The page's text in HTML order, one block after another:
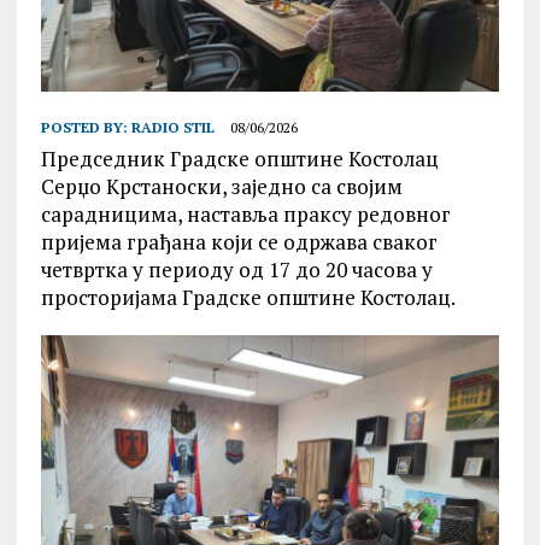
POSTED BY: RADIO STIL 08/06/2026
Председник Градске општине Костолац
Серџо Крстаноски, заједно са својим
сарадницима, наставља праксу редовног
пријема грађана који се одржава сваког
четвртка у периоду од 17 до 20 часова у
просторијама Градске општине Костолац.